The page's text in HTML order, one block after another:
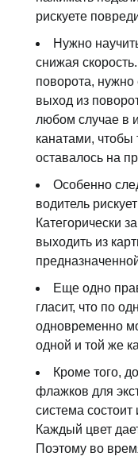
рискуете
Нужно
снижая
поворота, нужно
выход из
любом случае в
канатами, чтобы
оставалось на
Особенно
водитель
Категорически
выходить из
Еще одно
гласит, что по
одновременно
одной и той же
Кроме того,
флажков для
система
Каждый цвет
Поэтому во